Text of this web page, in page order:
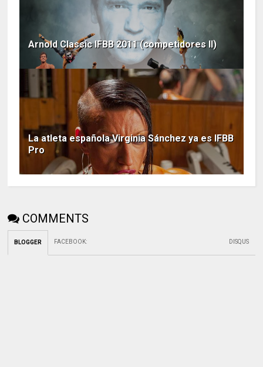
Arnold Classic IFBB 2011 (competidores II)
La atleta española Virginia Sánchez ya es IFBB
Pro
COMMENTS
BLOGGER FACEBOOK: DISQUS